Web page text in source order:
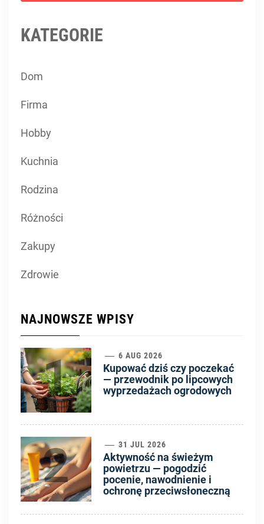
KATEGORIE
Dom
Firma
Hobby
Kuchnia
Rodzina
Różności
Zakupy
Zdrowie
NAJNOWSZE WPISY
1 6 AUG 2026
Kupować dziś czy poczekać
— przewodnik po lipcowych
wyprzedażach ogrodowych
2 31 JUL 2026
Aktywność na świeżym
powietrzu — pogodzić
pocenie, nawodnienie i
ochronę przeciwsłoneczną